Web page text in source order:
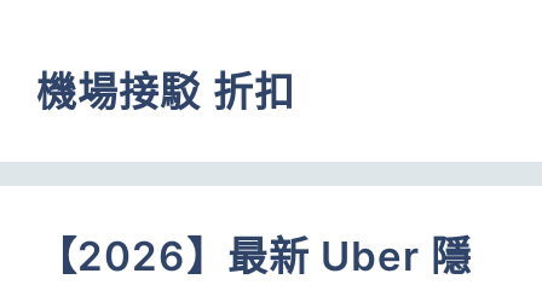
機場接駁 折扣
【2026】最新 Uber 隱